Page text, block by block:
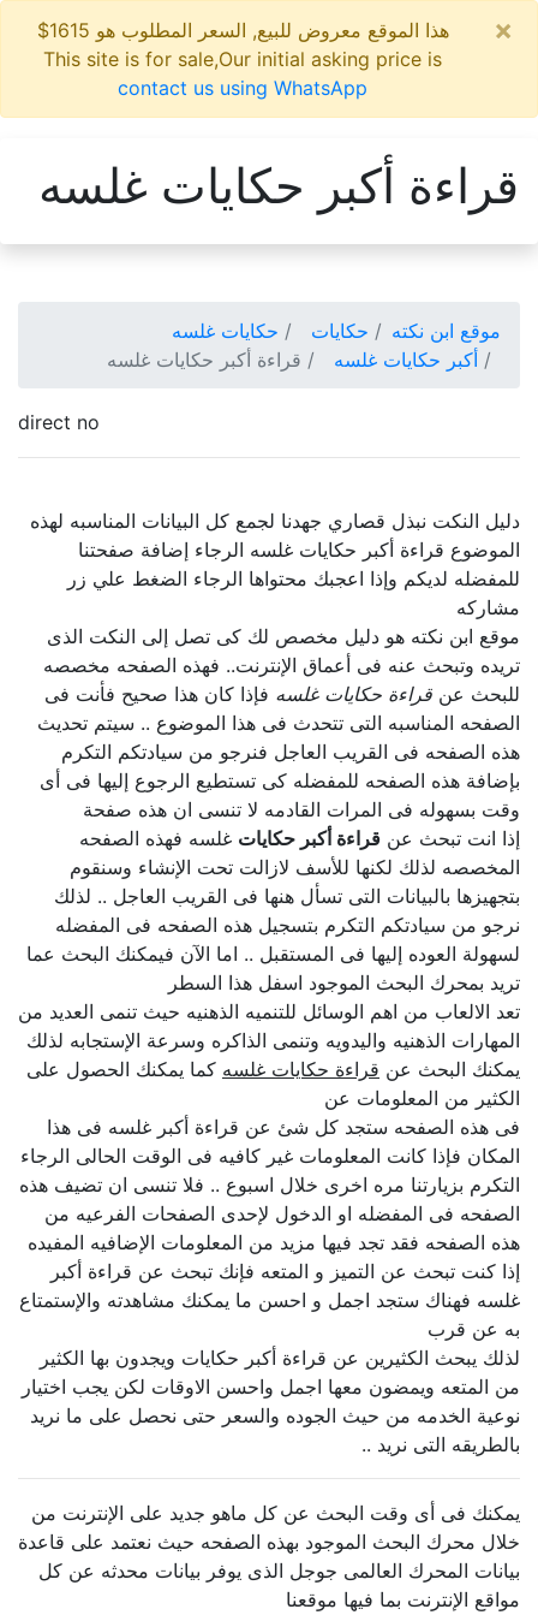
هذا الموقع معروض للبيع, السعر المطلوب هو 1615$
This site is for sale,Our initial asking price is
contact us using WhatsApp
قراءة أكبر حكايات غلسه
موقع ابن نكته حكايات
حكايات غلسه
أكبر حكايات غلسه
قراءة أكبر حكايات غلسه
direct no
دليل النكت نبذل قصاري جهدنا لجمع كل البيانات المناسبه لهذه
الموضوع قراءة أكبر حكايات غلسه الرجاء إضافة صفحتنا
للمفضله لديكم وإذا اعجبك محتواها الرجاء الضغط علي زر
مشاركه
موقع ابن نكته هو دليل مخصص لك كى تصل إلى النكت الذى
تريده وتبحث عنه فى أعماق الإنترنت.. فهذه الصفحه مخصصه
للبحث عنقراءة حكايات غلسهفإذا كان هذا صحيح فأنت فى
الصفحه المناسبه التى تتحدث فى هذا الموضوع .. سيتم تحديث
هذه الصفحه فى القريب العاجل فنرجو من سيادتكم التكرم
بإضافة هذه الصفحه للمفضله كى تستطيع الرجوع إليها فى أى
وقت بسهوله فى المرات القادمه لا تنسى ان هذه صفحة
إذا انت تبحث عنقراءة أكبر حكاياتغلسه فهذه الصفحه
المخصصه لذلك لكنها للأسف لازالت تحت الإنشاء وسنقوم
بتجهيزها بالبيانات التى تسأل هنها فى القريب العاجل .. لذلك
نرجو من سيادتكم التكرم بتسجيل هذه الصفحه فى المفضله
لسهولة العوده إليها فى المستقبل .. اما الآن فيمكنك البحث عما
تريد بمحرك البحث الموجود اسفل هذا السطر
تعد الالعاب من اهم الوسائل للتنميه الذهنيه حيث تنمى العديد من
المهارات الذهنيه واليدويه وتنمى الذاكره وسرعة الإستجابه لذلك
يمكنك البحث عنقراءة حكايات غلسهكما يمكنك الحصول على
الكثير من المعلومات عن
فى هذه الصفحه ستجد كل شئ عن قراءة أكبر غلسه فى هذا
المكان فإذا كانت المعلومات غير كافيه فى الوقت الحالى الرجاء
التكرم بزيارتنا مره اخرى خلال اسبوع .. فلا تنسى ان تضيف هذه
الصفحه فى المفضله او الدخول لإحدى الصفحات الفرعيه من
هذه الصفحه فقد تجد فيها مزيد من المعلومات الإضافيه المفيده
إذا كنت تبحث عن التميز و المتعه فإنك تبحث عن قراءة أكبر
غلسه فهناك ستجد اجمل و احسن ما يمكنك مشاهدته والإستمتاع
به عن قرب
لذلك يبحث الكثيرين عن قراءة أكبر حكايات ويجدون بها الكثير
من المتعه ويمضون معها اجمل واحسن الاوقات لكن يجب اختيار
نوعية الخدمه من حيث الجوده والسعر حتى نحصل على ما نريد
بالطريقه التى نريد ..
يمكنك فى أى وقت البحث عن كل ماهو جديد على الإنترنت من
خلال محرك البحث الموجود بهذه الصفحه حيث نعتمد على قاعدة
بيانات المحرك العالمى جوجل الذى يوفر بيانات محدثه عن كل
مواقع الإنترنت بما فيها موقعنا